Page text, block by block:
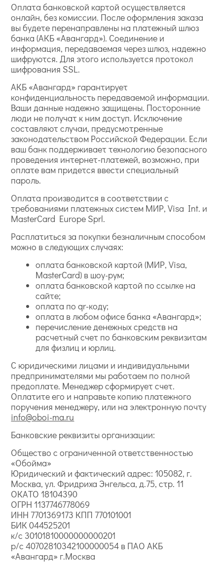
Оплата банковской картой осуществляется
онлайн, без комиссии. После оформления заказа
вы будете перенаправлены на платежный шлюз
банка (АКБ «Авангард»). Соединение и
информация, передаваемая через шлюз, надежно
шифруются. Для этого используется протокол
шифрования SSL.
АКБ «Авангард» гарантирует
конфиденциальность передаваемой информации.
Ваши данные надежно защищены. Посторонние
люди не получат к ним доступ. Исключение
составляют случаи, предусмотренные
законодательством Российской Федерации. Если
ваш банк поддерживает технологию безопасного
проведения интернет-платежей, возможно, при
оплате вам придется ввести специальный
пароль.
Оплата производится в соответствии с
требованиями платежных систем МИР, Visa Int. и
MasterCard Europe Sprl.
Расплатиться за покупки безналичным способом
можно в следующих случаях:
оплата банковской картой (МИР, Visa,
MasterCard) в шоу-рум;
оплата банковской картой по ссылке на
сайте;
оплата по qr-коду;
оплата в любом офисе банка «Авангард»;
перечисление денежных средств на
расчетный счет по банковским реквизитам
для физлиц и юрлиц.
С юридическими лицами и индивидуальными
предпринимателями мы работаем по полной
предоплате. Менеджер сформирует счет.
Оплатите его и направьте копию платежного
поручения менеджеру, или на электронную почту
info@oboi-ma.ru
Банковские реквизиты организации:
Общество с ограниченной ответственностью
«Обойма»
Юридический и фактический адрес: 105082, г.
Москва, ул. Фридриха Энгельса, д.75, стр. 11
ОКАТО 18104390
ОГРН 1137746778069
ИНН 7701369173 КПП 770101001
БИК 044525201
к/с 30101810000000000201
р/с 40702810342100000054 в ПАО АКБ
«Авангард» г.Москва